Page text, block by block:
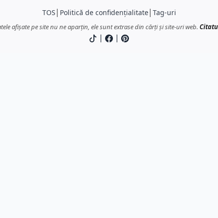
TOS Politică de confidențialitate│ Tag-uri
afișate pe site nu ne aparțin, ele sunt extrase din cărți și site-uri web.
| |